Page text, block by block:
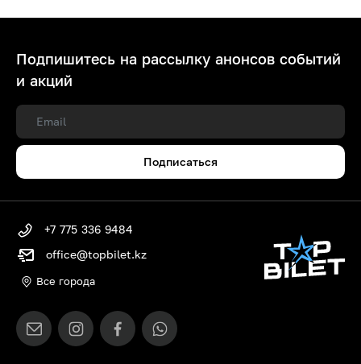
Подпишитесь на рассылку анонсов событий
и акций
Подписаться
+7 775 336 9484
office@topbilet.kz
Все города